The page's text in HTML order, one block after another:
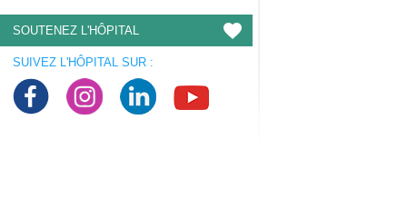
SOUTENEZ L'HÔPITAL
SUIVEZ L'HÔPITAL SUR :